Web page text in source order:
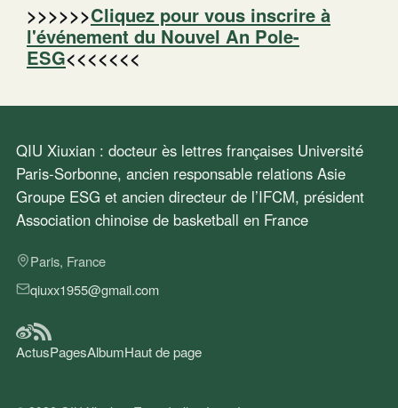
>>>>>>Cliquez pour vous inscrire à
l'événement du Nouvel An Pole-
ESG<<<<<<<
QIU Xiuxian : docteur ès lettres françaises Université
Paris-Sorbonne, ancien responsable relations Asie
Groupe ESG et ancien directeur de l’IFCM, président
Association chinoise de basketball en France
Paris, France
qiuxx1955@gmail.com
ActusPagesAlbumHaut de page